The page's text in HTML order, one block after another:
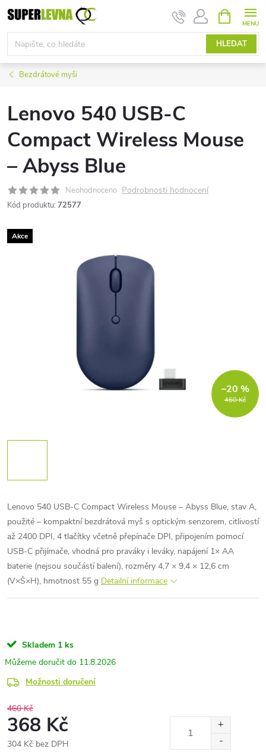
Přejít
na
obsah
HLEDAT
NÁKUPNÍ
KOŠÍK
Bezdrátové myši
Lenovo 540 USB-C
Compact Wireless Mouse
– Abyss Blue
Neohodnoceno Podrobnosti hodnocení
Kód produktu: 72577
Akce
460 Kč
–20 %
Lenovo 540 USB-C Compact Wireless Mouse – Abyss Blue, stav A,
použité – kompaktní bezdrátová myš s optickým senzorem, citlivostí
až 2400 DPI, 4 tlačítky včetně přepínače DPI, připojením pomocí
USB-C přijímače, vhodná pro praváky i leváky, napájení 1× AA
baterie (nejsou součástí balení), rozměry 4,7 × 9,4 × 12,6 cm
(V×Š×H), hmotnost 55 g Detailní informace
Skladem 1 ks
11.8.2026
Možnosti doručení
460 Kč
368 Kč
304 Kč bez DPH